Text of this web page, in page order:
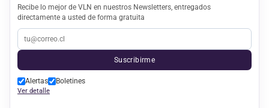
Recibe lo mejor de VLN en nuestros Newsletters, entregados
directamente a usted de forma gratuita
Suscribirme
Alertas Boletines
Ver detalle